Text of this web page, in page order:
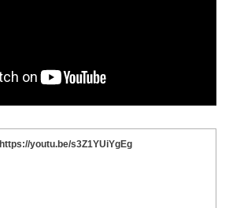
https://youtu.be/s3Z1YUiYgEg